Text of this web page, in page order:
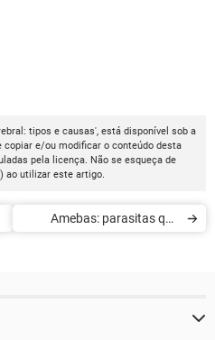
tipos e causas', está disponível sob a
copiar e/ou modificar o conteúdo desta
pela licença. Não se esqueça de
) ao utilizar este artigo.
Amebas: parasitas que